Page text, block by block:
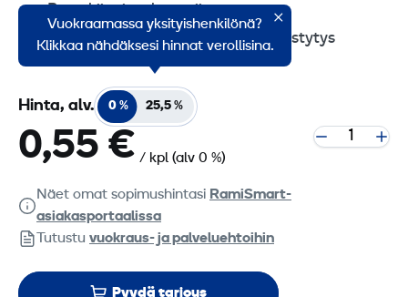
Puun kiinnitys betoniin
Muottitöiden ja suojakaiteiden pystytys
Vuokraamassa yksityishenkilönä?
Klikkaa nähdäksesi hinnat verollisina.
Hinta, alv. 0 % 25,5 %
0,55 € / kpl (alv 0 %)
Näet omat sopimushintasi RamiSmart-
asiakasportaalissa
Tutustu vuokraus- ja palveluehtoihin
Pyydä tarjous